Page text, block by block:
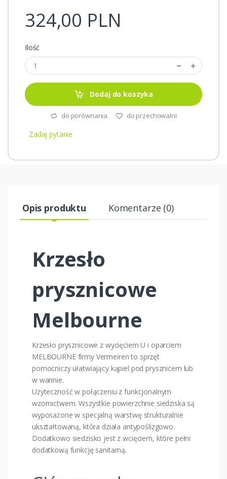
324,00 PLN
Ilość
Dodaj do koszyka
do porównania do przechowalni
Zadaj pytanie
Opis produktu Komentarze (0)
Krzesło
prysznicowe
Melbourne
Krzesło prysznicowe z wycięciem U i oparciem
MELBOURNE firmy Vermeiren to sprzęt
pomocniczy ułatwiający kąpiel pod prysznicem lub
w wannie.
Użyteczność w połączeniu z funkcjonalnym
wzornictwem. Wszystkie powierzchnie siedziska są
wyposażone w specjalną warstwę strukturalnie
ukształtowaną, która działa antypoślizgowo.
Dodatkowo siedzisko jest z wcięciem, które pełni
dodatkową funkcję sanitarną.